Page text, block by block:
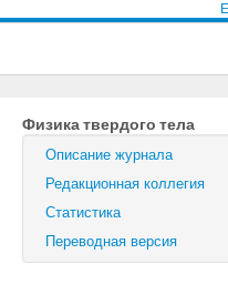
Журнал технической
Письма в Журнал
Физика твердого тела
Физика и техника
Физика твердого тела
Описание журнала
Редакционная коллегия
Статистика
Переводная версия